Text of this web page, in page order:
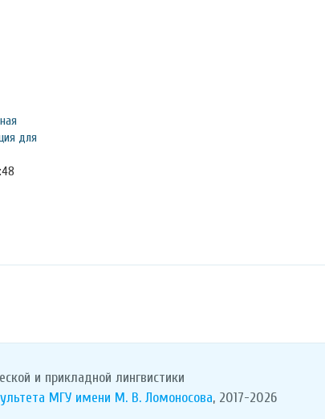
для
и прикладной лингвистики
МГУ имени М. В. Ломоносова, 2017-2026